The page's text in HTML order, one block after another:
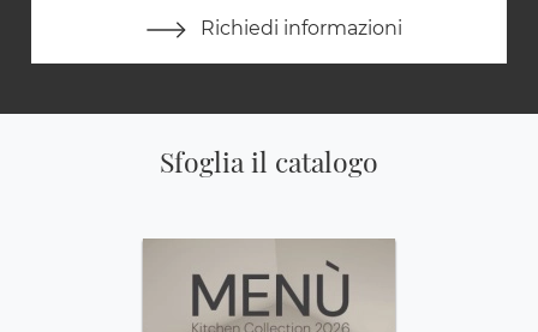
Richiedi informazioni
Sfoglia il catalogo